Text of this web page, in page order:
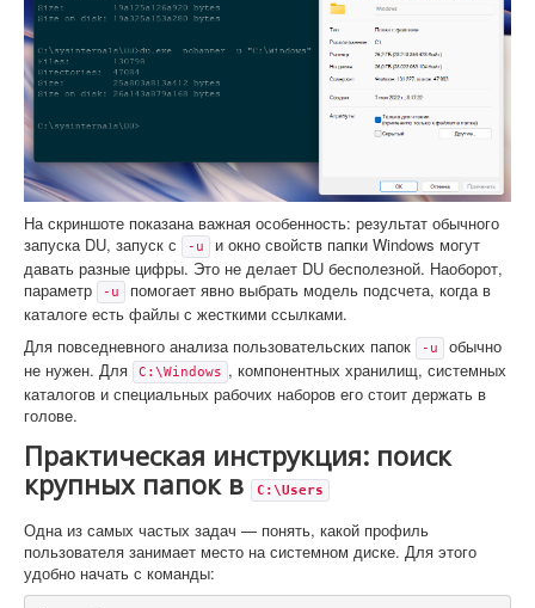
На скриншоте показана важная особенность: результат обычного
запуска DU, запуск с
-u
и окно свойств папки Windows могут
давать разные цифры. Это не делает DU бесполезной. Наоборот,
параметр
-u
помогает явно выбрать модель подсчета, когда в
каталоге есть файлы с жесткими ссылками.
Для повседневного анализа пользовательских папок
-u
обычно
не нужен. Для
C:\Windows , компонентных хранилищ, системных
каталогов и специальных рабочих наборов его стоит держать в
голове.
Практическая инструкция: поиск
крупных папок в
C:\Users
Одна из самых частых задач — понять, какой профиль
пользователя занимает место на системном диске. Для этого
удобно начать с команды: